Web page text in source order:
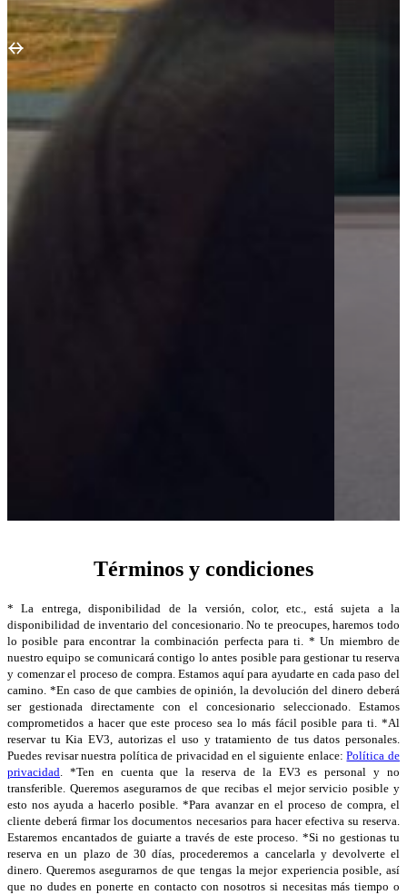
Términos y condiciones
* La entrega, disponibilidad de la versión, color, etc., está sujeta a la
disponibilidad de inventario del concesionario. No te preocupes, haremos todo
lo posible para encontrar la combinación perfecta para ti. * Un miembro de
nuestro equipo se comunicará contigo lo antes posible para gestionar tu reserva
y comenzar el proceso de compra. Estamos aquí para ayudarte en cada paso del
camino. *En caso de que cambies de opinión, la devolución del dinero deberá
ser gestionada directamente con el concesionario seleccionado. Estamos
comprometidos a hacer que este proceso sea lo más fácil posible para ti. *Al
reservar tu Kia EV3, autorizas el uso y tratamiento de tus datos personales.
Puedes revisar nuestra política de privacidad en el siguiente enlace:Política de
privacidad. *Ten en cuenta que la reserva de la EV3 es personal y no
transferible. Queremos asegurarnos de que recibas el mejor servicio posible y
esto nos ayuda a hacerlo posible. *Para avanzar en el proceso de compra, el
cliente deberá firmar los documentos necesarios para hacer efectiva su reserva.
Estaremos encantados de guiarte a través de este proceso. *Si no gestionas tu
reserva en un plazo de 30 días, procederemos a cancelarla y devolverte el
dinero. Queremos asegurarnos de que tengas la mejor experiencia posible, así
que no dudes en ponerte en contacto con nosotros si necesitas más tiempo o